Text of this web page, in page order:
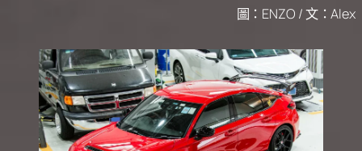
圖：ENZO / 文：Alex